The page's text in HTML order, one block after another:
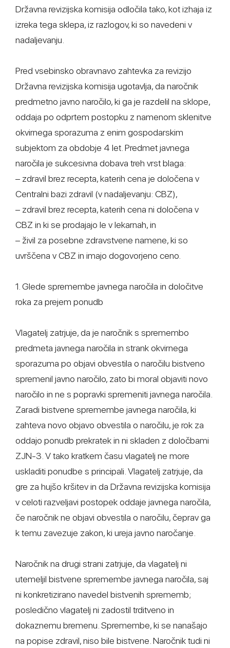
Državna revizijska komisija odločila tako, kot izhaja iz
izreka tega sklepa, iz razlogov, ki so navedeni v
nadaljevanju.
Pred vsebinsko obravnavo zahtevka za revizijo
Državna revizijska komisija ugotavlja, da naročnik
predmetno javno naročilo, ki ga je razdelil na sklope,
oddaja po odprtem postopku z namenom sklenitve
okvirnega sporazuma z enim gospodarskim
subjektom za obdobje 4 let. Predmet javnega
naročila je sukcesivna dobava treh vrst blaga:
– zdravil brez recepta, katerih cena je določena v
Centralni bazi zdravil (v nadaljevanju: CBZ),
– zdravil brez recepta, katerih cena ni določena v
CBZ in ki se prodajajo le v lekarnah, in
– živil za posebne zdravstvene namene, ki so
uvrščena v CBZ in imajo dogovorjeno ceno.
1. Glede spremembe javnega naročila in določitve
roka za prejem ponudb
Vlagatelj zatrjuje, da je naročnik s spremembo
predmeta javnega naročila in strank okvirnega
sporazuma po objavi obvestila o naročilu bistveno
spremenil javno naročilo, zato bi moral objaviti novo
naročilo in ne s popravki spremeniti javnega naročila.
Zaradi bistvene spremembe javnega naročila, ki
zahteva novo objavo obvestila o naročilu, je rok za
oddajo ponudb prekratek in ni skladen z določbami
ZJN-3. V tako kratkem času vlagatelj ne more
uskladiti ponudbe s principali. Vlagatelj zatrjuje, da
gre za hujšo kršitev in da Državna revizijska komisija
v celoti razveljavi postopek oddaje javnega naročila,
če naročnik ne objavi obvestila o naročilu, čeprav ga
k temu zavezuje zakon, ki ureja javno naročanje.
Naročnik na drugi strani zatrjuje, da vlagatelj ni
utemeljil bistvene spremembe javnega naročila, saj
ni konkretizirano navedel bistvenih sprememb;
posledično vlagatelj ni zadostil trditveno in
dokaznemu bremenu. Spremembe, ki se nanašajo
na popise zdravil, niso bile bistvene. Naročnik tudi ni